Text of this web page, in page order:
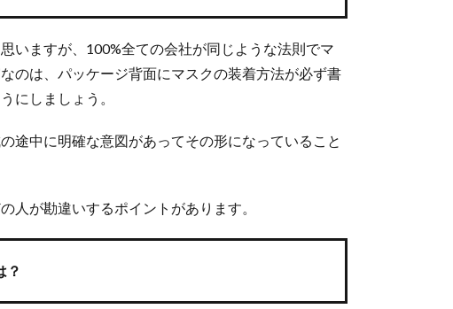
いますが、100%全ての会社が同じような法則でマ
のは、パッケージ背面にマスクの装着方法が必ず書
にしましょう。
途中に明確な意図があってその形になっていること
人が勘違いするポイントがあります。
？